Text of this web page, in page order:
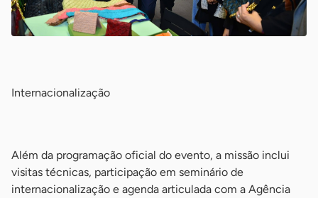
Internacionalização
Além da programação oficial do evento, a missão inclui
visitas técnicas, participação em seminário de
internacionalização e agenda articulada com a Agência